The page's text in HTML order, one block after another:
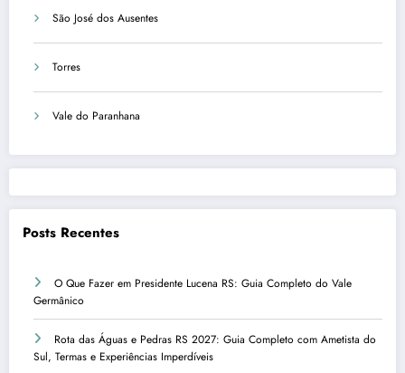
São José dos Ausentes
Torres
Vale do Paranhana
Posts Recentes
O Que Fazer em Presidente Lucena RS: Guia Completo do Vale
Germânico
Rota das Águas e Pedras RS 2027: Guia Completo com Ametista do
Sul, Termas e Experiências Imperdíveis